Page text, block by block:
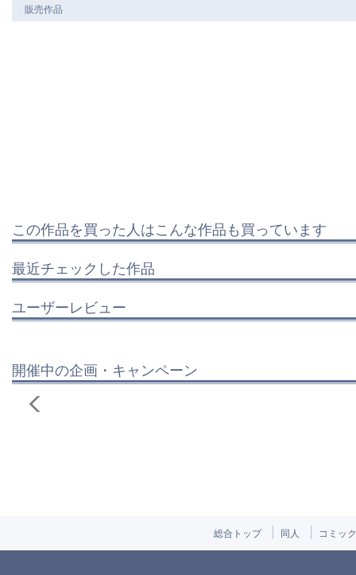
販売作品
この作品を買った人はこんな作品も買っています
最近チェックした作品
ユーザーレビュー
開催中の企画・キャンペーン
総合トップ 同人 コミッ